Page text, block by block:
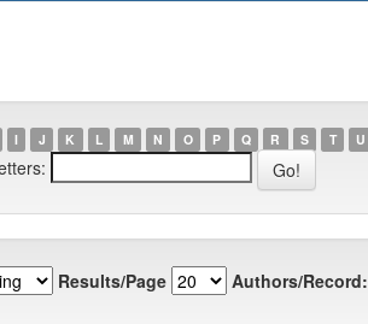
I J K L M N O P Q R S T U
Results/Page Authors/Record: